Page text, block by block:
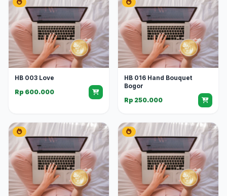
HB 003 Love
Rp 600.000
HB 016 Hand Bouquet
Bogor
Rp 250.000